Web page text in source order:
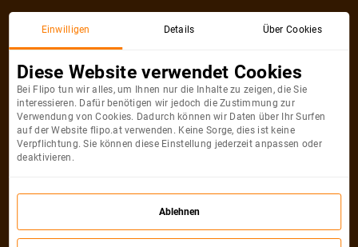
Sonderangebote
nach Preis Brandneu Fernreiseziele
Einwilligen Details Über Cookies
Diese Website verwendet Cookies
Bei Flipo tun wir alles, um Ihnen nur die Inhalte zu zeigen, die Sie
interessieren. Dafür benötigen wir jedoch die Zustimmung zur
Verwendung von Cookies. Dadurch können wir Daten über Ihr Surfen
auf der Website flipo.at verwenden. Keine Sorge, dies ist keine
Verpflichtung. Sie können diese Einstellung jederzeit anpassen oder
deaktivieren.
Ablehnen